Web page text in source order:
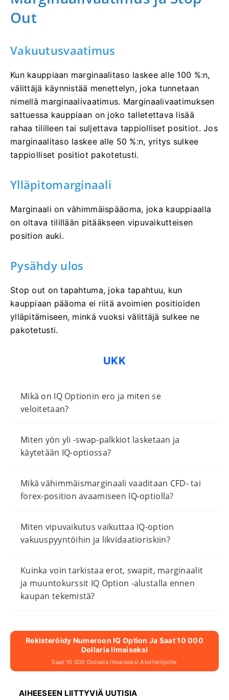
Out
Vakuutusvaatimus
Kun kauppiaan marginaalitaso laskee alle 100 %:n,
välittäjä käynnistää menettelyn, joka tunnetaan
nimellä marginaalivaatimus. Marginaalivaatimuksen
sattuessa kauppiaan on joko talletettava lisää
rahaa tililleen tai suljettava tappiolliset positiot. Jos
marginaalitaso laskee alle 50 %:n, yritys sulkee
tappiolliset positiot pakotetusti.
Ylläpitomarginaali
Marginaali on vähimmäispääoma, joka kauppiaalla
on oltava tilillään pitääkseen vipuvaikutteisen
position auki.
Pysähdy ulos
Stop out on tapahtuma, joka tapahtuu, kun
kauppiaan pääoma ei riitä avoimien positioiden
ylläpitämiseen, minkä vuoksi välittäjä sulkee ne
pakotetusti.
UKK
Mikä on IQ Optionin ero ja miten se
veloitetaan?
Miten yön yli -swap-palkkiot lasketaan ja
käytetään IQ-optiossa?
Mikä vähimmäismarginaali vaaditaan CFD- tai
forex-position avaamiseen IQ-optiolla?
Miten vipuvaikutus vaikuttaa IQ-option
vakuuspyyntöihin ja likvidaatioriskiin?
Kuinka voin tarkistaa erot, swapit, marginaalit
ja muuntokurssit IQ Option -alustalla ennen
kaupan tekemistä?
Rekisteröidy Numeroon IQ Option Ja Saat 10 000
Dollaria Ilmaiseksi
Saat 10 000 Dollaria Ilmaiseksi Aloittelijoille
AIHEESEEN LIITTYVIÄ UUTISIA